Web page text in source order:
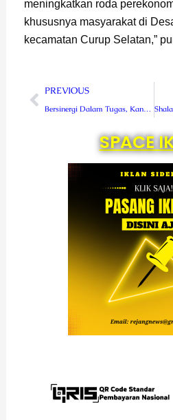
meningkatkan roda
khususnya masyarakat di
kecamatan Curup Selatan,”
Prev
PREVIOUS
Bersinergi Dalam Tugas, Kanwil DJPb PB Temui Pangdam Kasuari
SPACE